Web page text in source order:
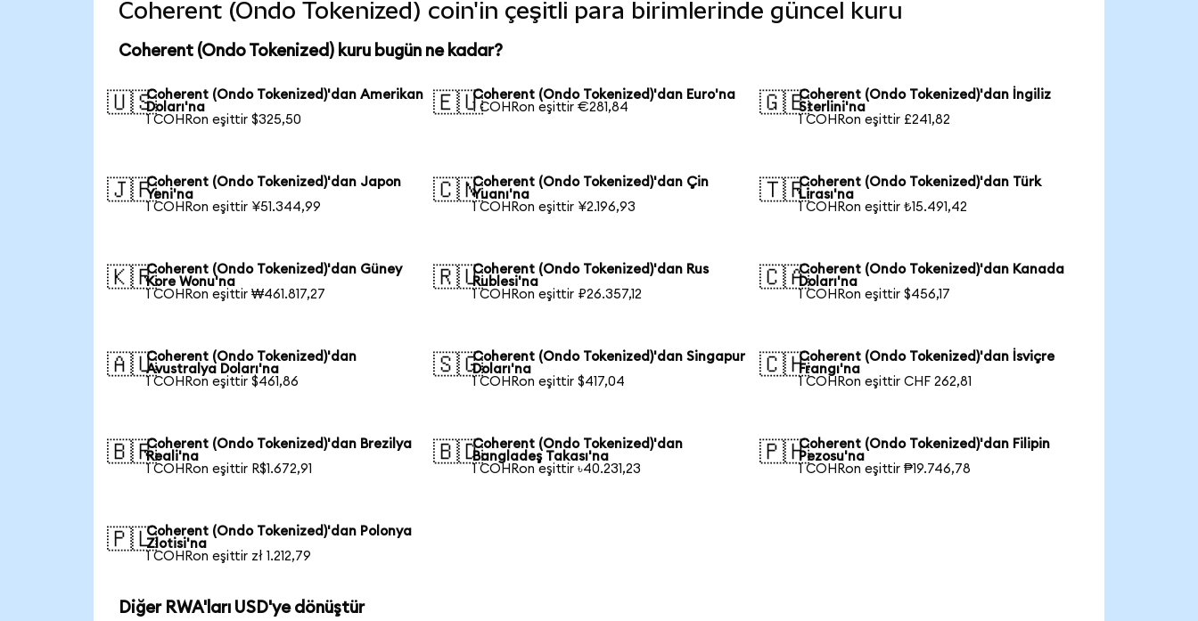
Coherent (Ondo Tokenized) coin'in çeşitli para birimlerinde güncel kuru
Coherent (Ondo Tokenized) kuru bugün ne kadar?
🇺🇸Coherent (Ondo Tokenized)'dan Amerikan
Doları'na
1 COHRon eşittir $325,50
🇪🇺Coherent (Ondo Tokenized)'dan Euro'na
1 COHRon eşittir €281,84
🇬🇧Coherent (Ondo Tokenized)'dan İngiliz
Sterlini'na
1 COHRon eşittir £241,82
🇯🇵Coherent (Ondo Tokenized)'dan Japon
Yeni'na
1 COHRon eşittir ¥51.344,99
🇨🇳Coherent (Ondo Tokenized)'dan Çin
Yuanı'na
1 COHRon eşittir ¥2.196,93
🇹🇷Coherent (Ondo Tokenized)'dan Türk
Lirası'na
1 COHRon eşittir ₺15.491,42
🇰🇷Coherent (Ondo Tokenized)'dan Güney
Kore Wonu'na
1 COHRon eşittir ₩461.817,27
🇷🇺Coherent (Ondo Tokenized)'dan Rus
Rublesi'na
1 COHRon eşittir ₽26.357,12
🇨🇦Coherent (Ondo Tokenized)'dan Kanada
Doları'na
1 COHRon eşittir $456,17
🇦🇺Coherent (Ondo Tokenized)'dan
Avustralya Doları'na
1 COHRon eşittir $461,86
🇸🇬Coherent (Ondo Tokenized)'dan Singapur
Doları'na
1 COHRon eşittir $417,04
🇨🇭Coherent (Ondo Tokenized)'dan İsviçre
Frangı'na
1 COHRon eşittir CHF 262,81
🇧🇷Coherent (Ondo Tokenized)'dan Brezilya
Reali'na
1 COHRon eşittir R$1.672,91
🇧🇩Coherent (Ondo Tokenized)'dan
Bangladeş Takası'na
1 COHRon eşittir ৳40.231,23
🇵🇭Coherent (Ondo Tokenized)'dan Filipin
Pezosu'na
1 COHRon eşittir ₱19.746,78
🇵🇱Coherent (Ondo Tokenized)'dan Polonya
Zlotisi'na
1 COHRon eşittir zł 1.212,79
Diğer RWA'ları USD'ye dönüştür